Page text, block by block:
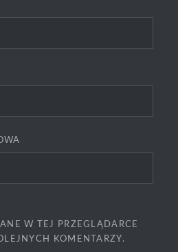
W TEJ PRZEGLĄDARCE
KOMENTARZY.